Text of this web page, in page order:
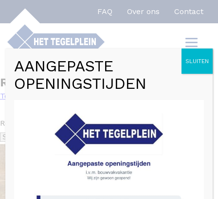
FAQ Over ons Contact
R10
Toon filters
Resultaat 1–24 van de 120 resultaten wordt getoond
AANGEPASTE
OPENINGSTIJDEN
SLUITEN